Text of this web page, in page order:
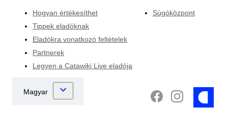
Hogyan értékesíthet
Tippek eladóknak
Eladókra vonatkozó feltételek
Partnerek
Legyen a Catawiki Live eladója
Súgóközpont